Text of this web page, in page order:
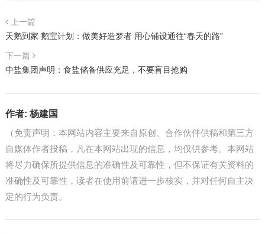
上一篇
天鹅到家 鹅宝计划：做美好造梦者 用心铺设通往“春天的路”
下一篇
中盐集团声明：食盐储备供应充足，不要盲目抢购
作者: 杨建国
（免责声明：本网站内容主要来自原创、合作伙伴供稿和第三方
自媒体作者投稿，凡在本网站出现的信息，均仅供参考。本网站
将尽力确保所提供信息的准确性及可靠性，但不保证有关资料的
准确性及可靠性，读者在使用前请进一步核实，并对任何自主决
定的行为负责。